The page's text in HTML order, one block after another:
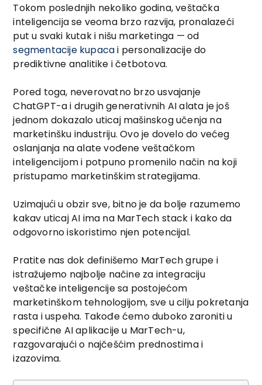
Tokom poslednjih nekoliko godina, veštačka
inteligencija se veoma brzo razvija, pronalazeći
put u svaki kutak i nišu marketinga — od
segmentacije kupacai personalizacije do
prediktivne analitike i četbotova.
Pored toga, neverovatno brzo usvajanje
ChatGPT-a i drugih generativnih AI alata je još
jednom dokazalo uticaj mašinskog učenja na
marketinšku industriju. Ovo je dovelo do većeg
oslanjanja na alate vođene veštačkom
inteligencijom i potpuno promenilo način na koji
pristupamo marketinškim strategijama.
Uzimajući u obzir sve, bitno je da bolje razumemo
kakav uticaj AI ima na MarTech stack i kako da
odgovorno iskoristimo njen potencijal.
Pratite nas dok definišemo MarTech grupe i
istražujemo najbolje načine za integraciju
veštačke inteligencije sa postojećom
marketinškom tehnologijom, sve u cilju pokretanja
rasta i uspeha. Takođe ćemo duboko zaroniti u
specifične AI aplikacije u MarTech-u,
razgovarajući o najčešćim prednostima i
izazovima.